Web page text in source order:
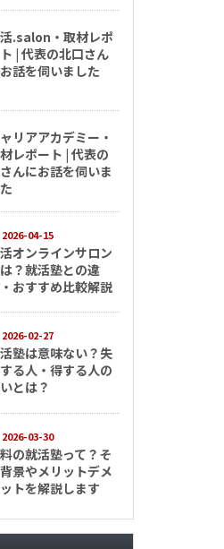
.salon・取材レポ
| 代表の北口さん
話を伺いました
リアアカデミー・
レポート | 代表の
んにお話を伺いま
2026-04-15
オンラインサロン
？就活塾との違
おすすめ比較解説
2026-02-27
塾は意味ない？失
る人・得する人の
とは？
2026-03-30
の就活塾って？そ
景やメリットデメ
トを解説します